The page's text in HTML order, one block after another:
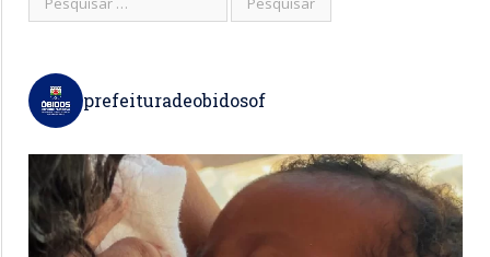
prefeituradeobidosof